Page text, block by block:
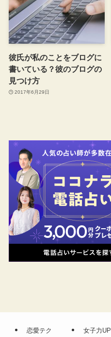
彼氏が私のことをブログに
書いている？彼のブログの
見つけ方
2017年6月29日
恋愛テク 女子力UP